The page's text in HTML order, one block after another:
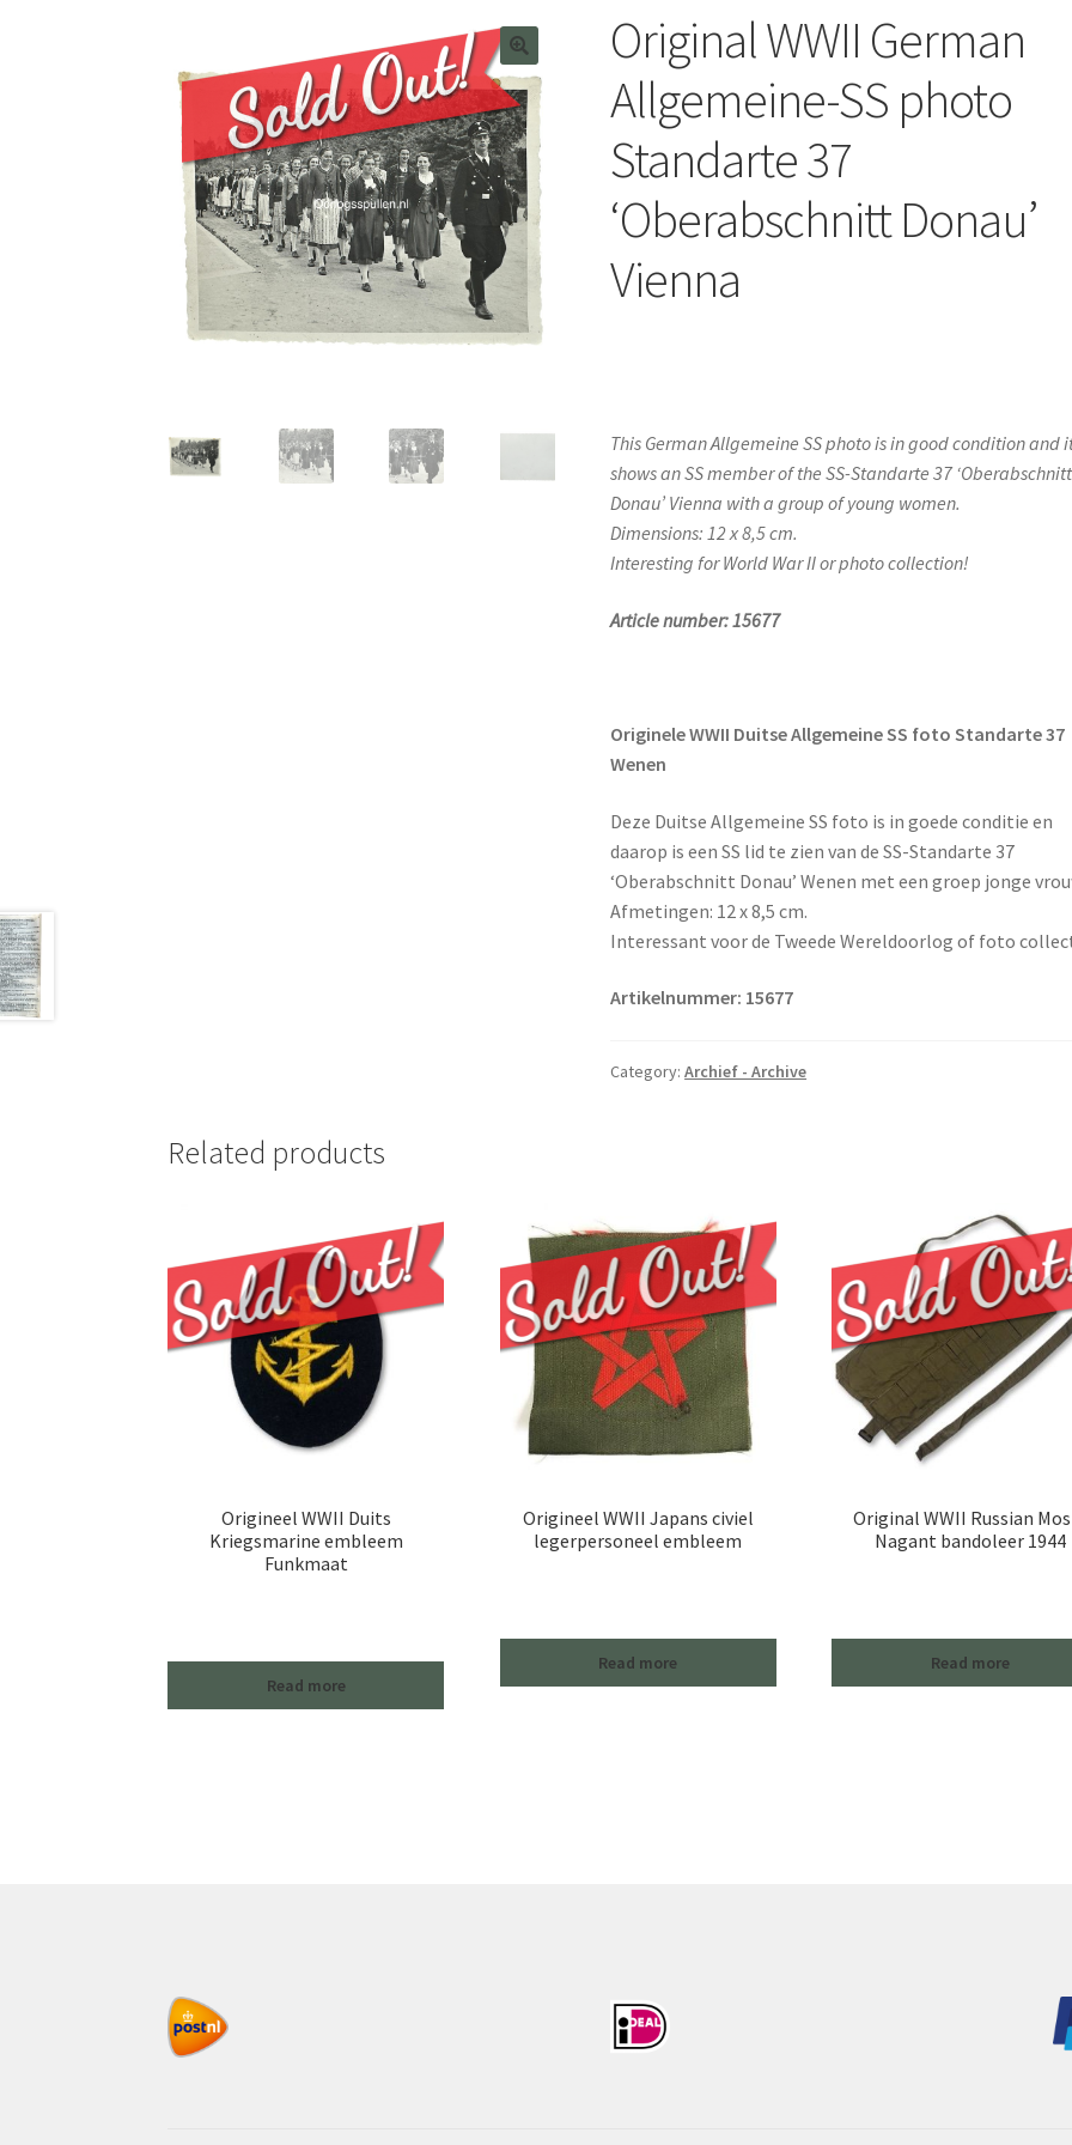
Original WWII German
Allgemeine-SS photo
Standarte 37
‘Oberabschnitt Donau’
Vienna
This German Allgemeine SS photo is in good condition and
shows an SS member of the SS-Standarte 37 ‘Oberabschnitt
Donau’ Vienna with a group of young women.
Dimensions: 12 x 8,5 cm.
Interesting for World War II or photo collection!
Article number: 15677
Originele WWII Duitse Allgemeine SS foto Standarte 37
Wenen
Deze Duitse Allgemeine SS foto is in goede conditie en
daarop is een SS lid te zien van de SS-Standarte 37
‘Oberabschnitt Donau’ Wenen met een groep jonge
Afmetingen: 12 x 8,5 cm.
Interessant voor de Tweede Wereldoorlog of foto
Artikelnummer: 15677
Category:Archief - Archive
Related products
Origineel WWII Duits
Kriegsmarine embleem
Funkmaat
Read more
Origineel WWII Japans civiel
legerpersoneel embleem
Read more
Original WWII Russian
Nagant bandoleer 1944
Read more